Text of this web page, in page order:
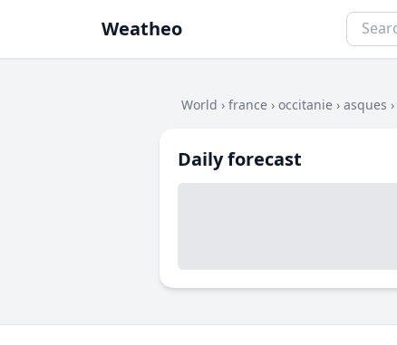
Weatheo
World › france › occitanie › asques ›
Daily forecast